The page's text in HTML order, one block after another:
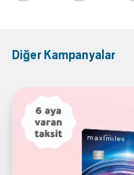
Diğer Kampanyalar